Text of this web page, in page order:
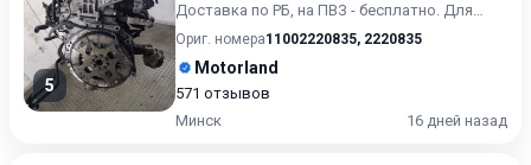
5
Доставка по РБ, на ПВЗ - бесплатно. Для
получения актуальн...
Ориг. номера11002220835, 2220835
Motorland
571 отзывов
Минск
16 дней назад